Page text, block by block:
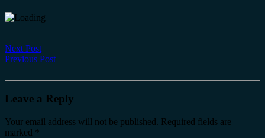
Next Post
Previous Post
Leave a Reply
Your email address will not be published. Required fields are
marked *